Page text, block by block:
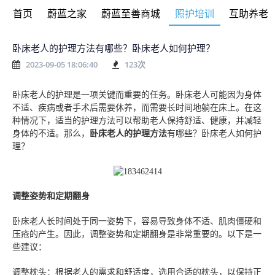
首页 蔚蓝之家 蔚蓝至善商城 照护培训 互助养老
卧床老人的护理方法有哪些？卧床老人如何护理？
2023-09-05 18:06:40 123次
卧床老人的护理是一项关键而重要的任务。卧床老人可能因为身体
不适、疾病或者手术后需要休养，而需要长时间地躺在床上。在这
种情况下，适当的护理方法可以帮助老人保持舒适、健康，并减轻
身体的不适。 那么， 卧床老人的护理方法有哪些？卧床老人如何护
理？
调整姿势和定期翻身
卧床老人长时间处于同一姿势下，容易导致身体不适、肌肉僵硬和
压疮的产生。因此，调整姿势和定期翻身是非常重要的。以下是一
些建议：
调整枕头：根据老人的需求和舒适度，选用合适的枕头，以保持正